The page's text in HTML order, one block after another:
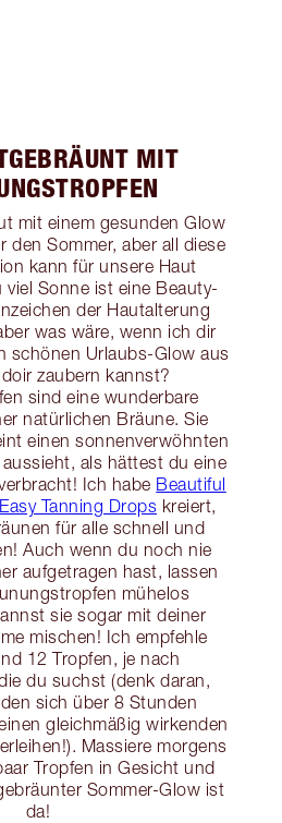
MIT
mit einem gesunden Glow
den Sommer, aber all diese
kann für unsere Haut
viel Sonne ist eine Beauty-
der Hautalterung
was wäre, wenn ich dir
schönen Urlaubs-Glow aus
zaubern kannst?
sind eine wunderbare
natürlichen Bräune. Sie
einen sonnenverwöhnten
als hättest du eine
Ich habe Beautiful
Tanning Drops kreiert,
für alle schnell und
Auch wenn du noch nie
aufgetragen hast, lassen
mühelos
sie sogar mit deiner
mischen! Ich empfehle
12 Tropfen, je nach
du suchst (denk daran,
sich über 8 Stunden
gleichmäßig wirkenden
Massiere morgens
Tropfen in Gesicht und
Sommer-Glow ist
da!